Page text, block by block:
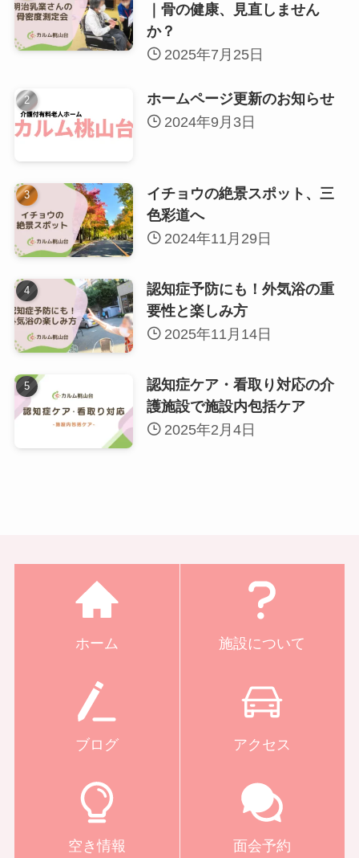
｜骨の健康、見直しません
か？
2025年7月25日
ホームページ更新のお知らせ
2024年9月3日
イチョウの絶景スポット、三
色彩道へ
2024年11月29日
認知症予防にも！外気浴の重
要性と楽しみ方
2025年11月14日
認知症ケア・看取り対応の介
護施設で施設内包括ケア
2025年2月4日
ホーム 施設について
ブログ アクセス
空き情報 面会予約